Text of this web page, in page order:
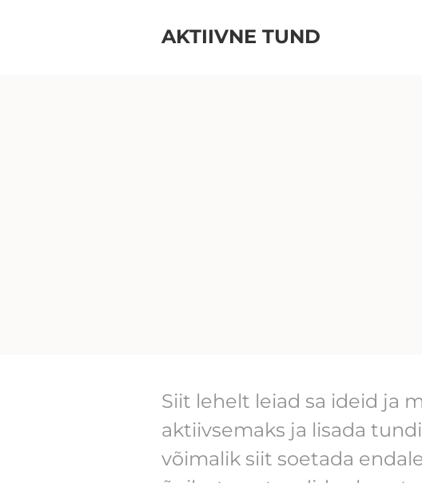
AKTIIVNE TUND
Siit lehelt leiad sa ideid ja
aktiivsemaks ja lisada
võimalik siit soetada